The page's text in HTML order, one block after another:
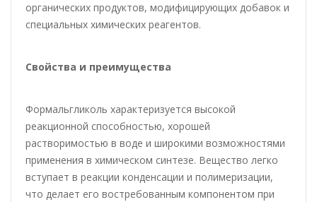
органических продуктов, модифицирующих добавок и
специальных химических реагентов.
Свойства и преимущества
Формальгликоль характеризуется высокой
реакционной способностью, хорошей
растворимостью в воде и широкими возможностями
применения в химическом синтезе. Вещество легко
вступает в реакции конденсации и полимеризации,
что делает его востребованным компонентом при